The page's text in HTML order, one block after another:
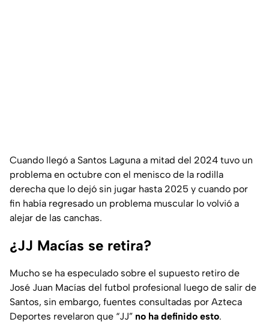
Cuando llegó a Santos Laguna a mitad del 2024 tuvo un
problema en octubre con el menisco de la rodilla
derecha que lo dejó sin jugar hasta 2025 y cuando por
fin había regresado un problema muscular lo volvió a
alejar de las canchas.
¿JJ Macías se retira?
Mucho se ha especulado sobre el supuesto retiro de
José Juan Macías del futbol profesional luego de salir de
Santos, sin embargo, fuentes consultadas por Azteca
Deportes revelaron que “JJ” no ha definido esto.